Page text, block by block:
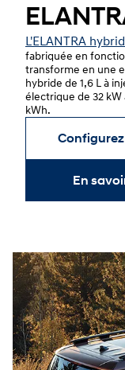
L'ELANTRA
fabriquée en
transforme en une
hybride de 1,6 L à
électrique de 32
kWh.
En